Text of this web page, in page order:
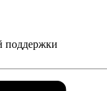
поддержки